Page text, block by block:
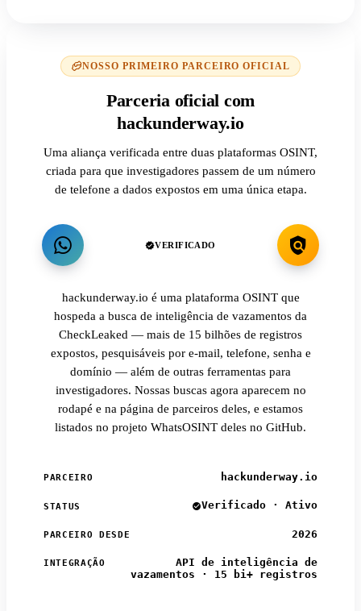
NOSSO PRIMEIRO PARCEIRO OFICIAL
Parceria oficial com
hackunderway.io
Uma aliança verificada entre duas plataformas OSINT,
criada para que investigadores passem de um número
de telefone a dados expostos em uma única etapa.
VERIFICADO
hackunderway.io é uma plataforma OSINT que
hospeda a busca de inteligência de vazamentos da
CheckLeaked — mais de 15 bilhões de registros
expostos, pesquisáveis por e-mail, telefone, senha e
domínio — além de outras ferramentas para
investigadores. Nossas buscas agora aparecem no
rodapé e na página de parceiros deles, e estamos
listados no projeto WhatsOSINT deles no GitHub.
PARCEIRO hackunderway.io
STATUS Verificado · Ativo
PARCEIRO DESDE 2026
INTEGRAÇÃO
API de inteligência de
vazamentos · 15 bi+ registros